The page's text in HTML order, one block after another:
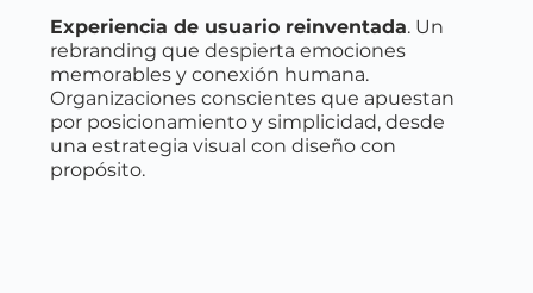
Experiencia de usuario reinventada. Un
rebranding que despierta emociones
memorables y conexión humana.
Organizaciones conscientes que apuestan
por posicionamiento y simplicidad, desde
una estrategia visual con diseño con
propósito.